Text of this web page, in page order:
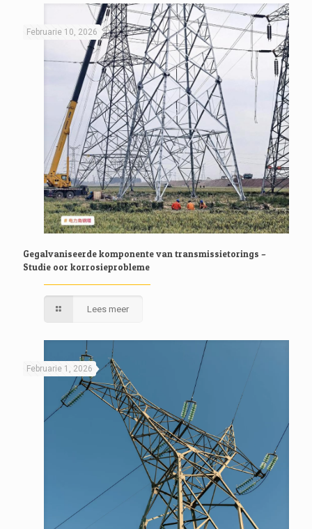
Februarie 10, 2026
Gegalvaniseerde komponente van transmissietorings –
Studie oor korrosieprobleme
Lees meer
Februarie 1, 2026